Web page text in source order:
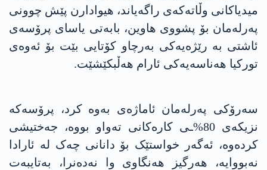
میدیاکانی وڵاتەکەی راگەیاند، هیوادارن پێش چوونی
پەرلەمان بۆ پشووی هاوین، بابەتی یاسای پرۆسەی
ئاشتی بە رێژەیەکی بەرچاو کۆتایی بێت بۆ ئەوەی
تورکیا هەناسەیەکی ئارام هەڵبکێشێت.
سەرۆکی پەرلەمان ئاماژەی بەوە کرد، پرۆسەکە
نزیکەی 80%ـی کارەکانی تەواو بووە، جەختیشی
کردەوە، ئەگەر خواستێک بۆ دانانی چەک لە ئارادا
نەبووایە، هەرگیز هەنگاوی وا نەدەنرا، بەتایبەت